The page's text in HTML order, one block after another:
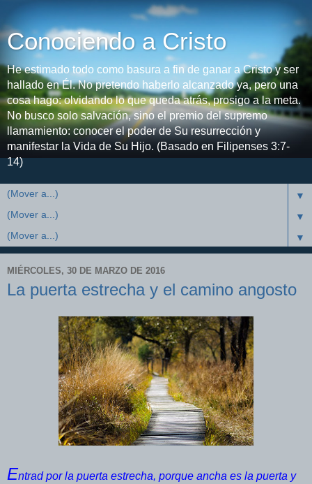
Conociendo a Cristo
He estimado todo como basura a fin de ganar a Cristo y ser
hallado en Él. No pretendo haberlo alcanzado ya, pero una
cosa hago: olvidando lo que queda atrás, prosigo a la meta.
No busco solo salvación, sino el premio del supremo
llamamiento: conocer el poder de Su resurrección y
manifestar la Vida de Su Hijo. (Basado en Filipenses 3:7-
14)
▼
▼
▼
MIÉRCOLES, 30 DE MARZO DE 2016
La puerta estrecha y el camino angosto
Entrad por la puerta estrecha, porque ancha es la puerta y